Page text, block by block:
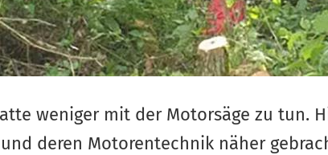
weniger mit der Motorsäge zu tun.
deren Motorentechnik näher